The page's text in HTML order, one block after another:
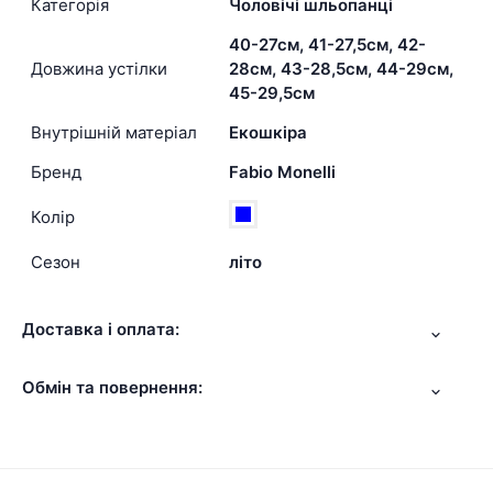
Категорія
Чоловічі шльопанці
Довжина устілки
40-27см, 41-27,5см, 42-
28см, 43-28,5см, 44-29см,
45-29,5см
Внутрішній матеріал
Екошкіра
Бренд
Fabio Monelli
Колір
Сезон літо
Доставка і оплата:
Обмін та повернення: